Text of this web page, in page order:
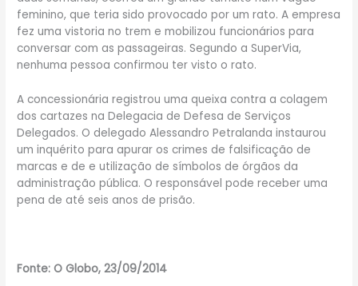
feminino, que teria sido provocado por um rato. A empresa
fez uma vistoria no trem e mobilizou funcionários para
conversar com as passageiras. Segundo a SuperVia,
nenhuma pessoa confirmou ter visto o rato.
A concessionária registrou uma queixa contra a colagem
dos cartazes na Delegacia de Defesa de Serviços
Delegados. O delegado Alessandro Petralanda instaurou
um inquérito para apurar os crimes de falsificação de
marcas e de e utilização de símbolos de órgãos da
administração pública. O responsável pode receber uma
pena de até seis anos de prisão.
Fonte: O Globo, 23/09/2014